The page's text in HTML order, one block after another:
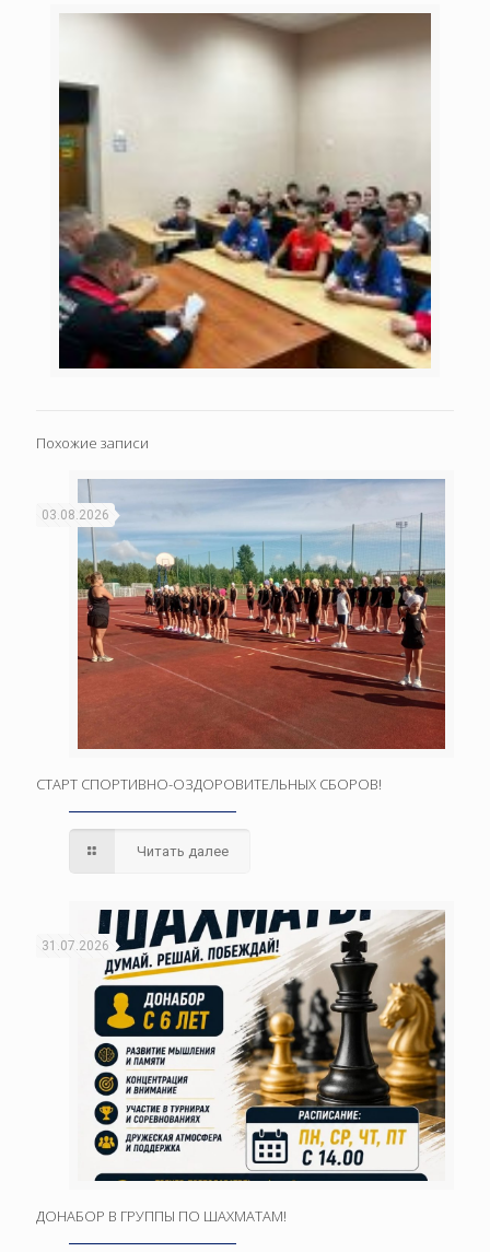
Похожие записи
03.08.2026
СТАРТ СПОРТИВНО-ОЗДОРОВИТЕЛЬНЫХ СБОРОВ!
Читать далее
31.07.2026
ДОНАБОР В ГРУППЫ ПО ШАХМАТАМ!